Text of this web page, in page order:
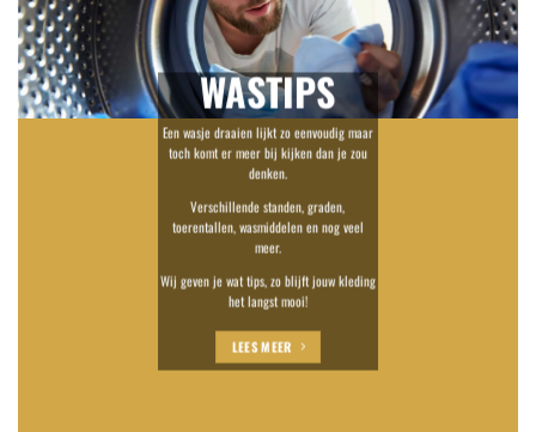
WASTIPS
Een wasje draaien lijkt zo eenvoudig maar
toch komt er meer bij kijken dan je zou
denken.
Verschillende standen, graden,
toerentallen, wasmiddelen en nog veel
meer.
Wij geven je wat tips, zo blijft jouw kleding
het langst mooi!
LEES MEER